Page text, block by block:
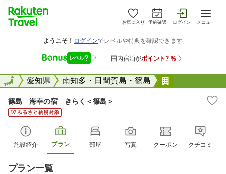
お気に入り 予約確認 ログイン メニュー
全国愛知県 南知多・日間賀島・篠島
全国
篠島 海幸の宿 きらく＜篠島＞
施設紹介 プラン 部屋 写真 クーポン クチコミ
プラン一覧